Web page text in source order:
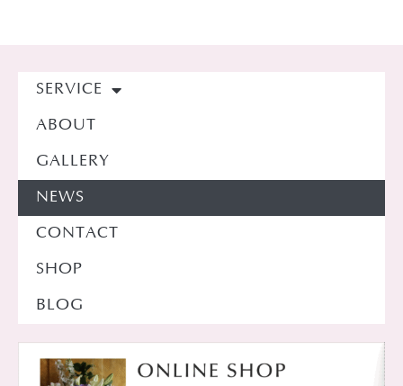
SERVICE
ABOUT
GALLERY
NEWS
CONTACT
SHOP
BLOG